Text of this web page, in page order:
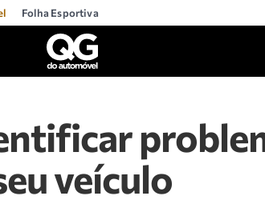
Folha Esportiva
veículo